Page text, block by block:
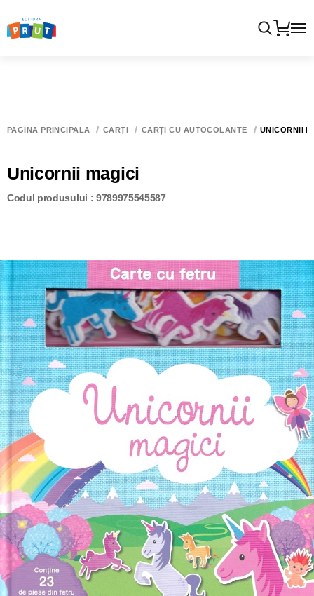
PAGINA PRINCIPALĂ CĂRȚI CĂRȚI CU AUTOCOLANTE UNICORNII
Unicornii magici
Codul produsului : 9789975545587